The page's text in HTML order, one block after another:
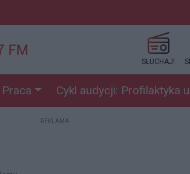
SŁUCHAJ!
Praca Cykl audycji: Profilaktyka
REKLAMA